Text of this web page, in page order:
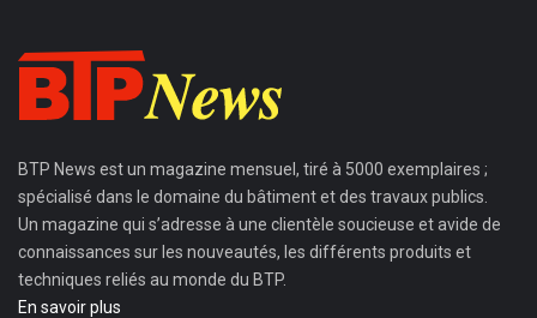
BTP News est un magazine mensuel, tiré à 5000 exemplaires ;
spécialisé dans le domaine du bâtiment et des travaux publics.
Un magazine qui s’adresse à une clientèle soucieuse et avide de
connaissances sur les nouveautés, les différents produits et
techniques reliés au monde du BTP.
En savoir plus